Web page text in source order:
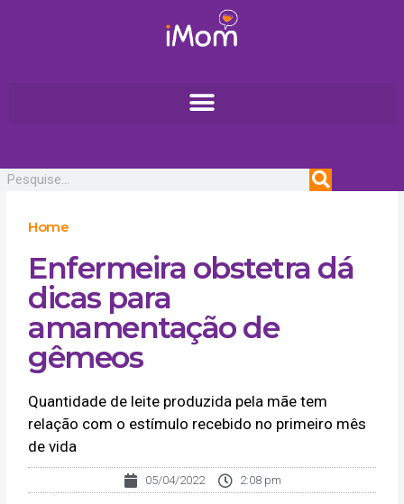
Home
Enfermeira obstetra dá
dicas para
amamentação de
gêmeos
Quantidade de leite produzida pela mãe tem
relação com o estímulo recebido no primeiro mês
de vida
05/04/2022 2:08 pm